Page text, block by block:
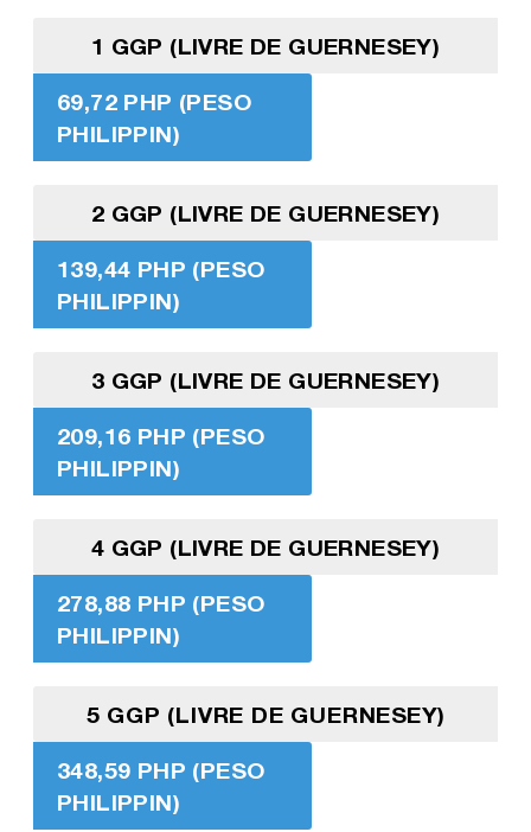
1 GGP (LIVRE DE GUERNESEY)
69,72 PHP (PESO
PHILIPPIN)
2 GGP (LIVRE DE GUERNESEY)
139,44 PHP (PESO
PHILIPPIN)
3 GGP (LIVRE DE GUERNESEY)
209,16 PHP (PESO
PHILIPPIN)
4 GGP (LIVRE DE GUERNESEY)
278,88 PHP (PESO
PHILIPPIN)
5 GGP (LIVRE DE GUERNESEY)
348,59 PHP (PESO
PHILIPPIN)